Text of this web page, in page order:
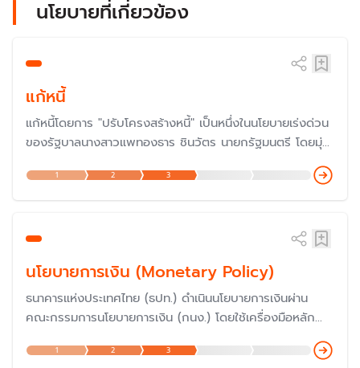
นโยบายที่เกี่ยวข้อง
แก้หนี้
แก้หนี้โดยการ "ปรับโครงสร้างหนี้" เป็นหนึ่งในนโยบายเร่งด่วน
ของรัฐบาลนางสาวแพทองธาร ชินวัตร นายกรัฐมนตรี โดยมุ่ง
รัฐบาลก่อนที่เน้นไปที่หนี้นอกระบบและหนี้เกษตรกร
1 2 3
นโยบายการเงิน (Monetary Policy)
ธนาคารแห่งประเทศไทย (ธปท.) ดำเนินนโยบายการเงินผ่าน
คณะกรรมการนโยบายการเงิน (กนง.) โดยใช้เครื่องมือหลัก
บริการ ไม่ให้เปลี่ยนแปลงเร็วเกินไปจนกระทบกับเศรษฐกิจ โด
1 2 3